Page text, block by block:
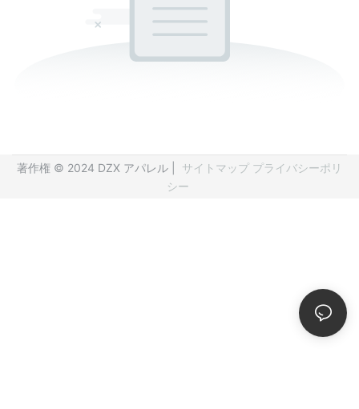
著作権 © 2024 DZX アパレル | サイトマップ プライバシーポリ
シー